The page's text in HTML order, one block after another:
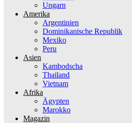
Ungarn
Amerika
Argentinien
Dominikanische Republik
Mexiko
Peru
Asien
Kambodscha
Thailand
Vietnam
Afrika
Ägypten
Marokko
Magazin